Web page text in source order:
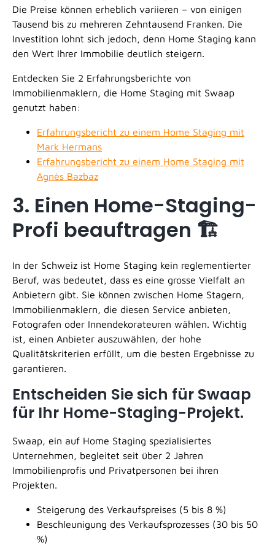
Die Preise können erheblich variieren – von einigen
Tausend bis zu mehreren Zehntausend Franken. Die
Investition lohnt sich jedoch, denn Home Staging kann
den Wert Ihrer Immobilie deutlich steigern.
Entdecken Sie 2 Erfahrungsberichte von
Immobilienmaklern, die Home Staging mit Swaap
genutzt haben:
Erfahrungsbericht zu einem Home Staging mit
Mark Hermans
Erfahrungsbericht zu einem Home Staging mit
Agnès Bazbaz
3. Einen Home-Staging-
Profi beauftragen 🏗️
In der Schweiz ist Home Staging kein reglementierter
Beruf, was bedeutet, dass es eine grosse Vielfalt an
Anbietern gibt. Sie können zwischen Home Stagern,
Immobilienmaklern, die diesen Service anbieten,
Fotografen oder Innendekorateuren wählen. Wichtig
ist, einen Anbieter auszuwählen, der hohe
Qualitätskriterien erfüllt, um die besten Ergebnisse zu
garantieren.
Entscheiden Sie sich für Swaap
für Ihr Home-Staging-Projekt.
Swaap, ein auf Home Staging spezialisiertes
Unternehmen, begleitet seit über 2 Jahren
Immobilienprofis und Privatpersonen bei ihren
Projekten.
Steigerung des Verkaufspreises (5 bis 8 %)
Beschleunigung des Verkaufsprozesses (30 bis 50
%)